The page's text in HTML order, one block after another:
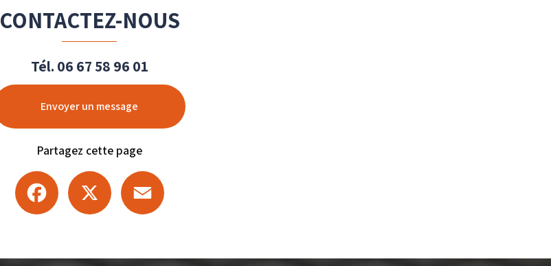
CONTACTEZ-NOUS
Tél. 06 67 58 96 01
Envoyer un message
Partagez cette page
Facebook